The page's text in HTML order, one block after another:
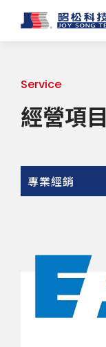
Service
經營項目
專業經銷